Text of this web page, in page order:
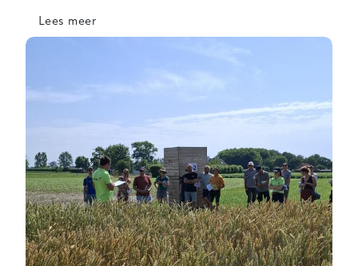
Lees meer
Gewascontrole
plagen
én
geef
nuttigen
ruimte